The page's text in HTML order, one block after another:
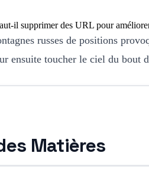
russes de positions
ensuite toucher le ciel du bout
Matières